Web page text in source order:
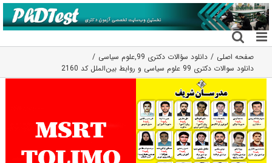
رفتن
به
محتوا
صفحه اصلی دانلود سؤالات دکتری 99 ,علوم سیاسی
دانلود سوالات دکتری 99 علوم سیاسی و روابط بین‌الملل کد 2160